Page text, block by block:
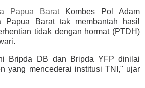
Papua Barat
Kombes Pol Adam
Papua Barat tak membantah hasil
tidak dengan hormat (PTDH)
Bripda DB dan Bripda YFP dinilai
yang mencederai institusi TNI," ujar